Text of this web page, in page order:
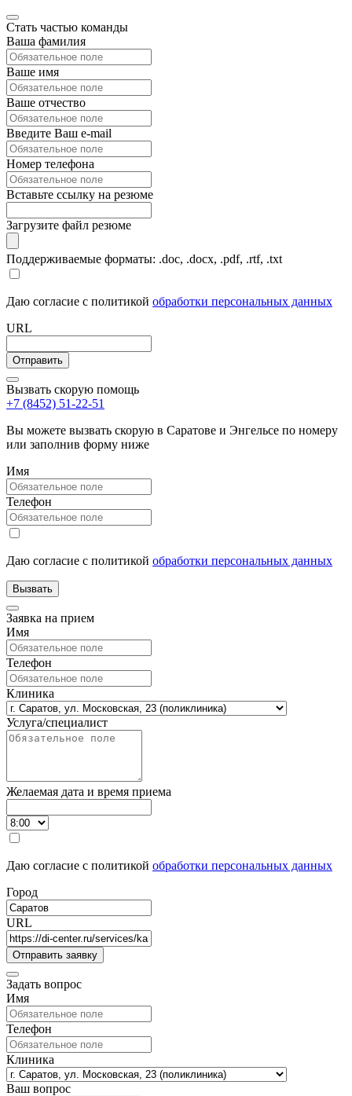
Стать частью команды
Ваша фамилия
Ваше имя
Ваше отчество
Введите Ваш e-mail
Номер телефона
Вставьте ссылку на резюме
Загрузите файл резюме
Поддерживаемые форматы: .doc, .docx, .pdf, .rtf, .txt
Даю согласие с политикой обработки персональных данных
URL
Вызвать скорую помощь
+7 (8452) 51-22-51
Вы можете вызвать скорую в Саратове и Энгельсе по номеру
или заполнив форму ниже
Имя
Телефон
Даю согласие с политикой обработки персональных данных
Заявка на прием
Имя
Телефон
Клиника
Услуга/специалист
Желаемая дата и время приема
Даю согласие с политикой обработки персональных данных
Город
URL
Задать вопрос
Имя
Телефон
Клиника
Ваш вопрос